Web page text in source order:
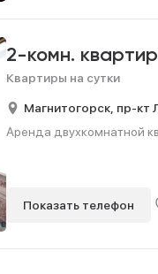
2-комн.
Квартиры на сутки
Магнитогорск, пр-кт
Аренда двухкомнатной
Показать телефон